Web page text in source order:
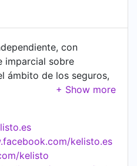
con
imparcial sobre
ámbito de los seguros,
(gas y luz) y las
consumidor. Por eso,
las últimas
de precios,
las herramientas en
kelisto.es
kelisto